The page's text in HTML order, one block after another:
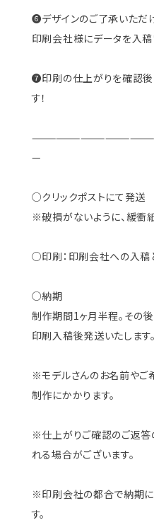
❻デザインのご了承いただ
印刷会社様にデータを入稿
❼印刷の仕上がりを確認後
す！
—
○クリックポストにて発送
※破損がないように、緩衝
○印刷：印刷会社への入稿
○納期
制作期間1ヶ月半程。その
印刷入稿後発送いたします。
※モデルさんのお名前やご
制作にかかります。
※仕上がりご確認のご返答
れる場合がございます。
※印刷会社の都合で納期
す。